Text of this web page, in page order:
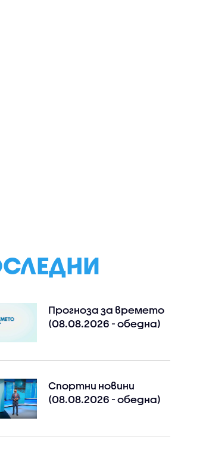
Прогноза за времето
(08.08.2026 - обедна)
Спортни новини
(08.08.2026 - обедна)